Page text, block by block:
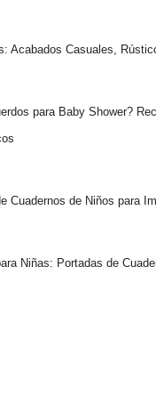
Acabados Casuales,
para Baby Shower?
Cuadernos de Niños para
Niñas: Portadas de